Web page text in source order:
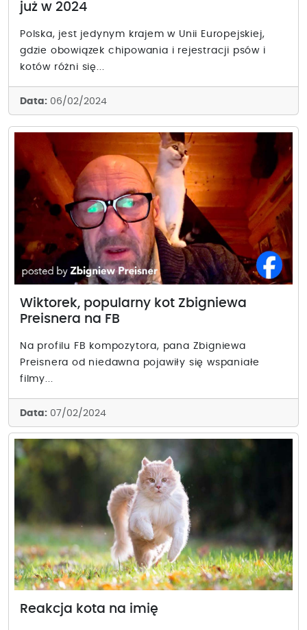
już w 2024
Polska, jest jedynym krajem w Unii Europejskiej,
gdzie obowiązek chipowania i rejestracji psów i
kotów różni się...
Data: 06/02/2024
Wiktorek, popularny kot Zbigniewa
Preisnera na FB
Na profilu FB kompozytora, pana Zbigniewa
Preisnera od niedawna pojawiły się wspaniałe
filmy...
Data: 07/02/2024
Reakcja kota na imię